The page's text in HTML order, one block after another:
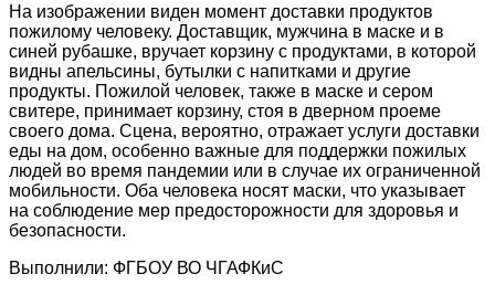
На изображении виден момент доставки продуктов
пожилому человеку. Доставщик, мужчина в маске и в
синей рубашке, вручает корзину с продуктами, в которой
видны апельсины, бутылки с напитками и другие
продукты. Пожилой человек, также в маске и сером
свитере, принимает корзину, стоя в дверном проеме
своего дома. Сцена, вероятно, отражает услуги доставки
еды на дом, особенно важные для поддержки пожилых
людей во время пандемии или в случае их ограниченной
мобильности. Оба человека носят маски, что указывает
на соблюдение мер предосторожности для здоровья и
безопасности.
Выполнили: ФГБОУ ВО ЧГАФКиС